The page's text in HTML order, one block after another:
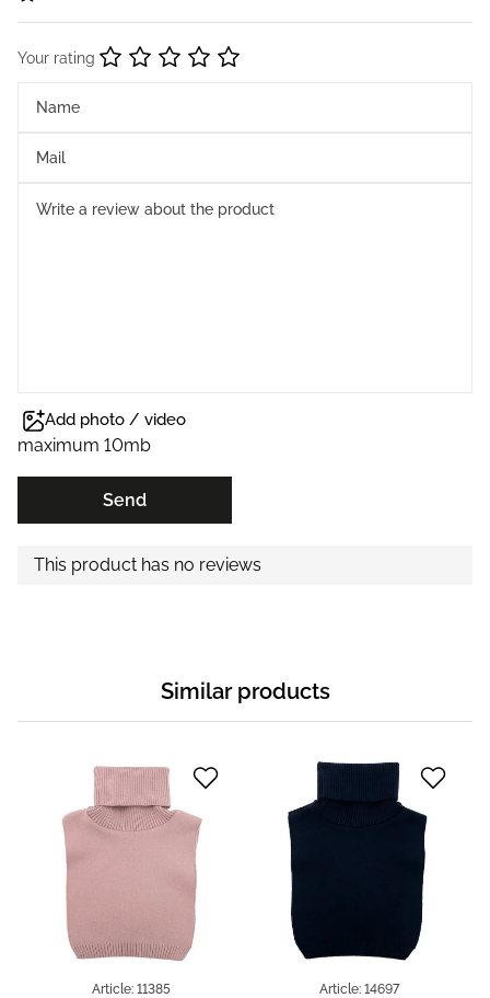
Your rating
Add photo / video
maximum 10mb
Send
This product has no reviews
Similar products
Article: 11385 Article: 14697